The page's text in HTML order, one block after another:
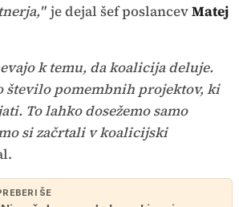
je dejal šef poslancevMatej
k temu, da koalicija deluje.
število pomembnih projektov, ki
To lahko dosežemo samo
si začrtali v koalicijski
ŠE